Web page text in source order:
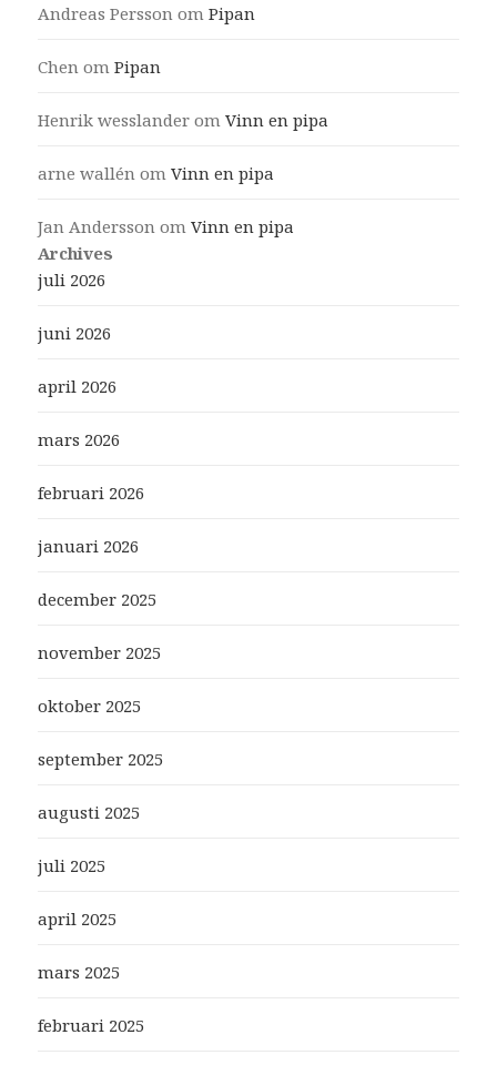
Andreas Persson omPipan
Chen omPipan
Henrik wesslander omVinn en pipa
arne wallén omVinn en pipa
Jan Andersson omVinn en pipa
Archives
juli 2026
juni 2026
april 2026
mars 2026
februari 2026
januari 2026
december 2025
november 2025
oktober 2025
september 2025
augusti 2025
juli 2025
april 2025
mars 2025
februari 2025